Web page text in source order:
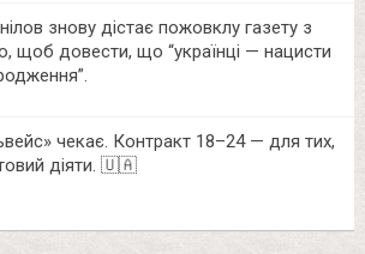
знову дістає пожовклу газету з
щоб довести, що “українці — нацисти
чекає. Контракт 18–24 — для тих,
діяти. 🇺🇦